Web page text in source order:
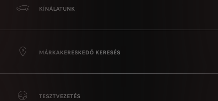
KÍNÁLATUNK
MÁRKAKERESKEDŐ KERESÉS
TESZTVEZETÉS